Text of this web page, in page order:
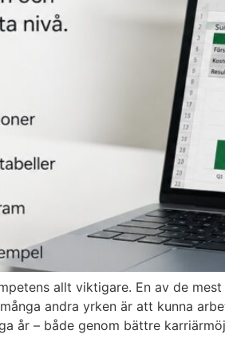
allt viktigare. En av de
andra yrken är att kunna
år – både genom bättre